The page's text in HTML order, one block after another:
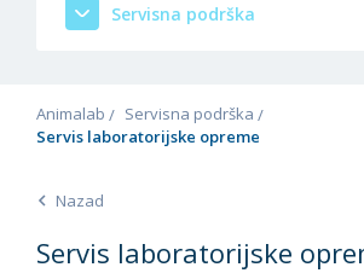
Servisna podrška
Animalab
Servisna podrška
Servis laboratorijske opreme
Nazad
Servis laboratorijske